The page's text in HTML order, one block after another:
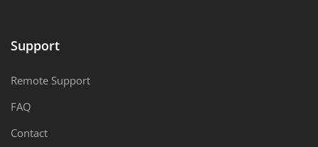
Support
Remote Support
FAQ
Contact